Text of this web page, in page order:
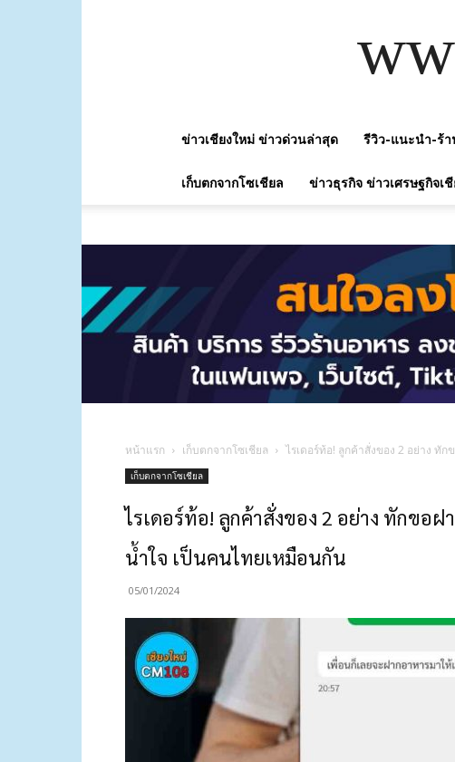
ข่าวเชียงใหม่ ข่าวด่วนล่าสุด รีวิว-แนะนำ-ร้า
เก็บตกจากโซเชียล ข่าวธุรกิจ ข่าวเศรษฐกิจเ
หน้าแรก เก็บตกจากโซเชียล ไรเดอร์ท้อ! ลูกค้าสั่งของ 2 อย่าง ทั
เก็บตกจากโซเชียล
ไรเดอร์ท้อ! ลูกค้าสั่งของ 2 อย่าง ทักขอ
น้ำใจ เป็นคนไทยเหมือนกัน
05/01/2024